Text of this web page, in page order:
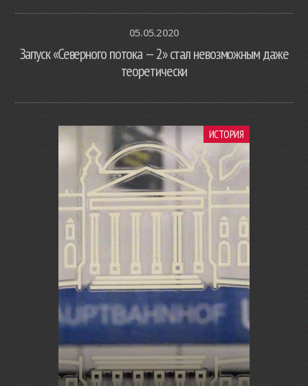
05.05.2020
Запуск «Северного потока — 2» стал невозможным даже
теоретически
ИСТОРИЯ